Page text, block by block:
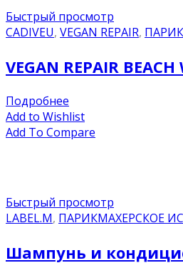
Быстрый просмотр
CADIVEU, VEGAN REPAIR,
VEGAN REPAIR
Подробнее
Add to Wishlist
Add To Compare
Быстрый просмотр
LABEL.M, ПАРИКМАХЕРСКОЕ
Шампунь и